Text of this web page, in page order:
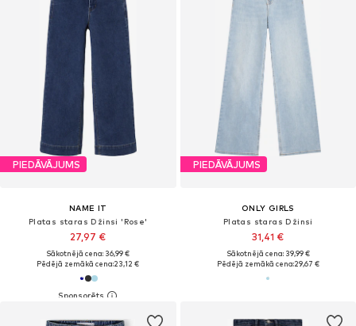
PIEDĀVĀJUMS
NAME IT
Platas staras Džinsi 'Rose'
27,97 €
Sākotnējā cena: 36,99 €
Pēdējā zemākā cena:23,12 €
PIEDĀVĀJUMS
ONLY GIRLS
Platas staras Džinsi
31,41 €
Sākotnējā cena: 39,99 €
Pēdējā zemākā cena:29,67 €